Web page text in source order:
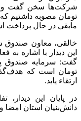
مابقی در حال پرداخت
خالقی، معاون صندوق
ارتقاء یابد.
دانش‌بنیان استان امضا و بصورت